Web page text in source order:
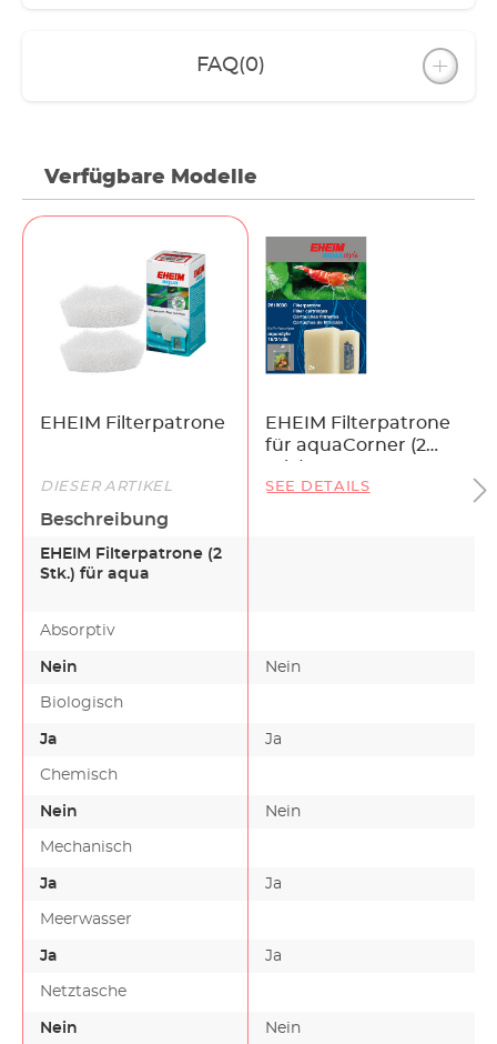
FAQ(0)
Verfügbare Modelle
EHEIM Filterpatrone
EHEIM Filterpatrone
für aquaCorner (2
Stk.)
DIESER ARTIKEL SEE DETAILS
Beschreibung
EHEIM Filterpatrone (2
Stk.) für aqua
Absorptiv
Nein Nein
Biologisch
Ja Ja
Chemisch
Nein Nein
Mechanisch
Ja Ja
Meerwasser
Ja Ja
Netztasche
Nein Nein